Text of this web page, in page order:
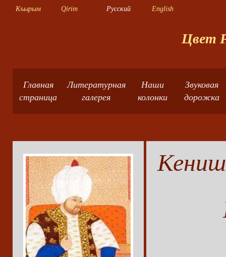
Къырым Qirim Русский English
Цвет
Главная
страница
Литературная
галерея
Наши
колонки
Звуковая
дорожка
Кениш